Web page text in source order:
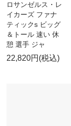
ロサンゼルス・レ
イカーズ ファナ
ティックs ビッグ
＆トール 速い 休
憩 選手 ジャ
22,820円(税込)